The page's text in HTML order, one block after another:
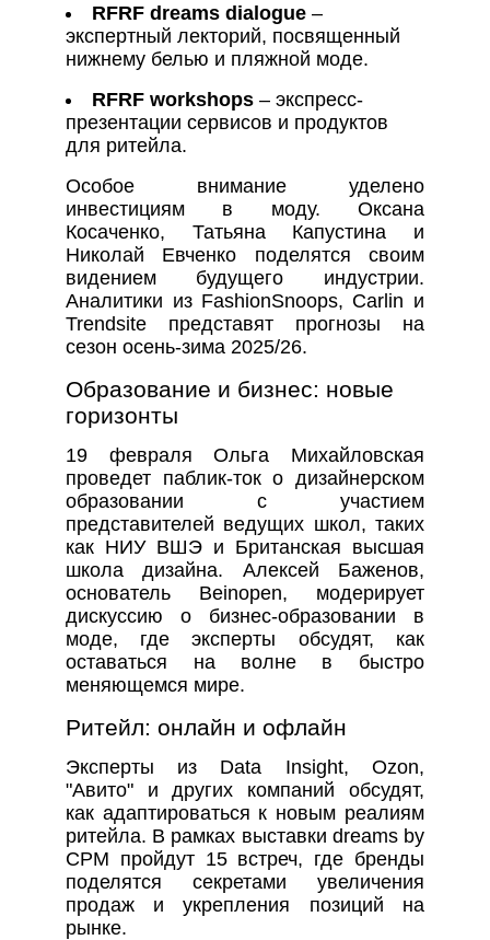
RFRF dreams dialogue –
экспертный лекторий, посвященный
нижнему белью и пляжной моде.
RFRF workshops – экспресс-
презентации сервисов и продуктов
для ритейла.
Особое внимание уделено
инвестициям в моду. Оксана
Косаченко, Татьяна Капустина и
Николай Евченко поделятся своим
видением будущего индустрии.
Аналитики из FashionSnoops, Carlin и
Trendsite представят прогнозы на
сезон осень-зима 2025/26.
Образование и бизнес: новые
горизонты
19 февраля Ольга Михайловская
проведет паблик-ток о дизайнерском
образовании с участием
представителей ведущих школ, таких
как НИУ ВШЭ и Британская высшая
школа дизайна. Алексей Баженов,
основатель Beinopen, модерирует
дискуссию о бизнес-образовании в
моде, где эксперты обсудят, как
оставаться на волне в быстро
меняющемся мире.
Ритейл: онлайн и офлайн
Эксперты из Data Insight, Ozon,
"Авито" и других компаний обсудят,
как адаптироваться к новым реалиям
ритейла. В рамках выставки dreams by
CPM пройдут 15 встреч, где бренды
поделятся секретами увеличения
продаж и укрепления позиций на
рынке.